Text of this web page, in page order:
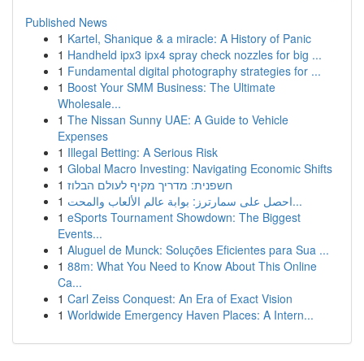
Published News
1 Kartel, Shanique & a miracle: A History of Panic
1 Handheld ipx3 ipx4 spray check nozzles for big ...
1 Fundamental digital photography strategies for ...
1 Boost Your SMM Business: The Ultimate
Wholesale...
1 The Nissan Sunny UAE: A Guide to Vehicle
Expenses
1 Illegal Betting: A Serious Risk
1 Global Macro Investing: Navigating Economic Shifts
1 חשפנית: מדריך מקיף לעולם הבלוז
1
احصل على سمارترز: بوابة عالم الألعاب والمحت...
1 eSports Tournament Showdown: The Biggest
Events...
1 Aluguel de Munck: Soluções Eficientes para Sua ...
1 88m: What You Need to Know About This Online
Ca...
1 Carl Zeiss Conquest: An Era of Exact Vision
1 Worldwide Emergency Haven Places: A Intern...